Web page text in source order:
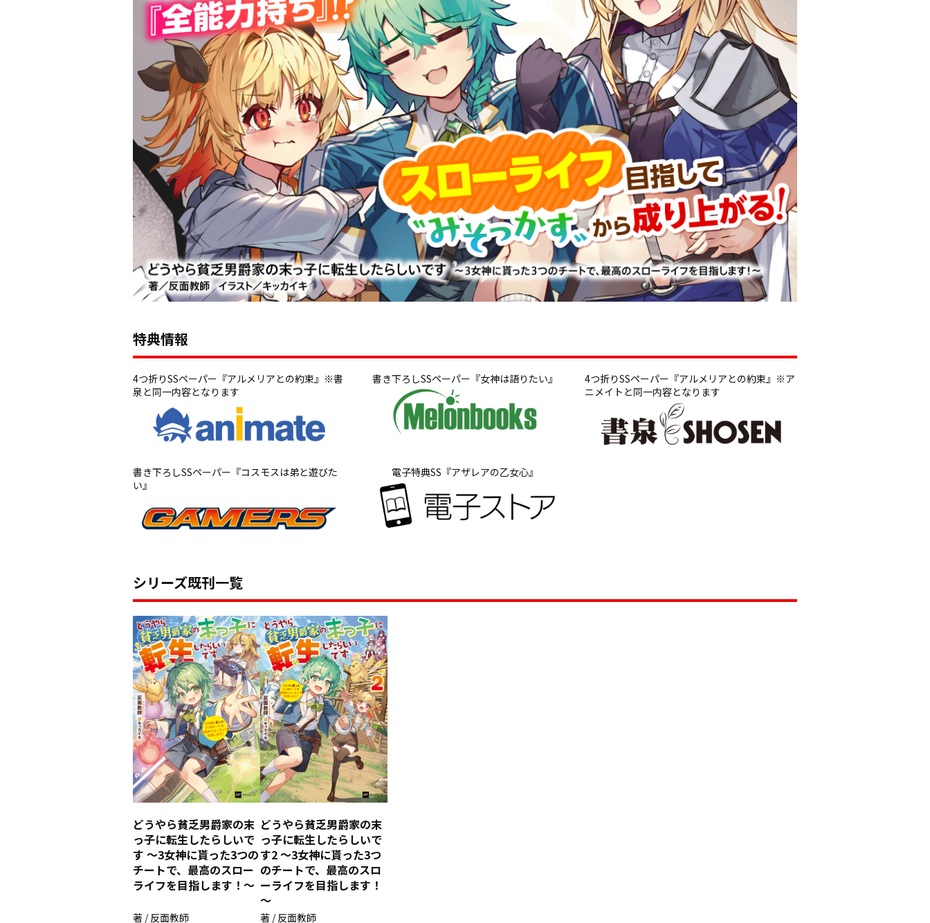
特典情報
4つ折りSSペーパー『アルメリアとの約束』※書
泉と同一内容となります
書き下ろしSSペーパー『女神は語りたい』
4つ折りSSペーパー『アルメリアとの約束』※ア
ニメイトと同一内容となります
書き下ろしSSペーパー『コスモスは弟と遊びた
い』
電子特典SS『アザレアの乙女心』
シリーズ既刊一覧
どうやら貧乏男爵家の末
っ子に転生したらしいで
す ～3女神に貰った3つの
チートで、最高のスロー
ライフを目指します！～
著 / 反面教師
どうやら貧乏男爵家の末
っ子に転生したらしいで
す2 ～3女神に貰った3つ
のチートで、最高のスロ
ーライフを目指します！
～
著 / 反面教師